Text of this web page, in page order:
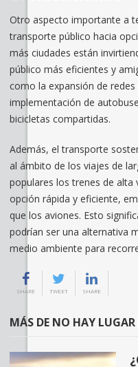
Otro aspecto importante a
transporte público hacia
más ciudades están
público más eficientes y
como la expansión de
implementación de
bicicletas compartidas.
Además, el transporte
al ámbito de los viajes de
populares los trenes de alta
opción rápida y eficiente,
que los aviones. Esto
podrían ser una alternativa
medio ambiente para
SHARE TWEET SHARE
MÁS DE NO HAY LUGAR